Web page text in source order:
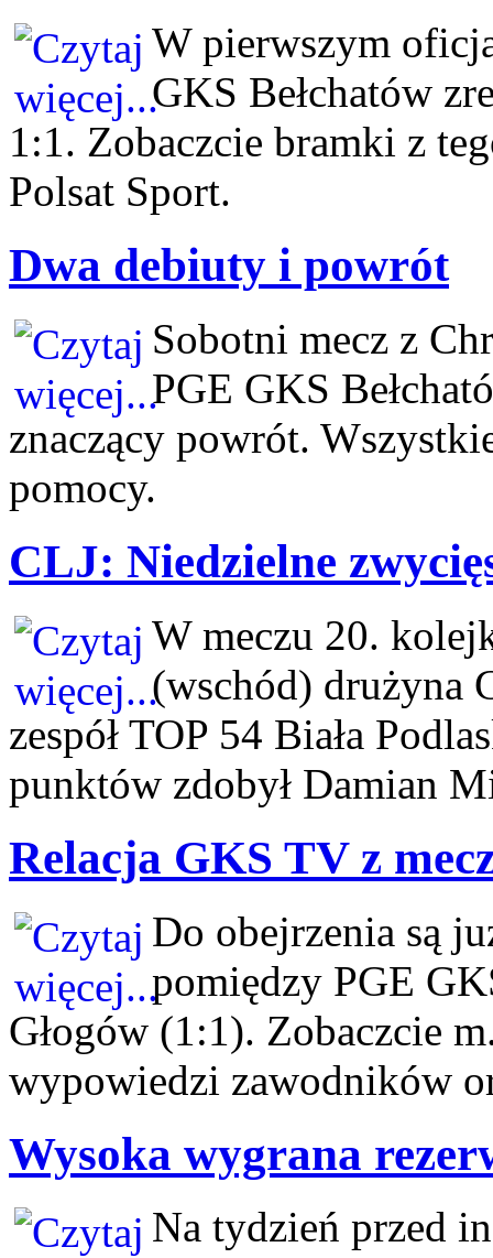
W pierwszym
GKS Bełchatów
1:1. Zobaczcie bramki z
Polsat Sport.
Dwa debiuty i powrót
Sobotni mecz z
PGE GKS
znaczący powrót.
pomocy.
CLJ: Niedzielne
W meczu 20.
(wschód) drużyna
zespół TOP 54 Biała
punktów zdobył Damian
Relacja GKS TV z
Do obejrzenia są
pomiędzy PGE
Głogów (1:1). Zobaczcie
wypowiedzi zawodników
Wysoka wygrana
Na tydzień przed